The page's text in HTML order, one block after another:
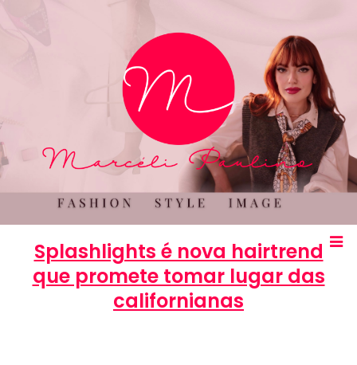
Splashlights é nova hairtrend
que promete tomar lugar das
californianas